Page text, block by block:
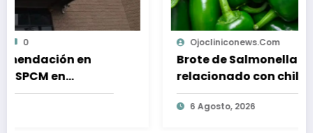
0
Brote de Salmonella en EU
relacionado con chiles jalapeños de
Sinaloa